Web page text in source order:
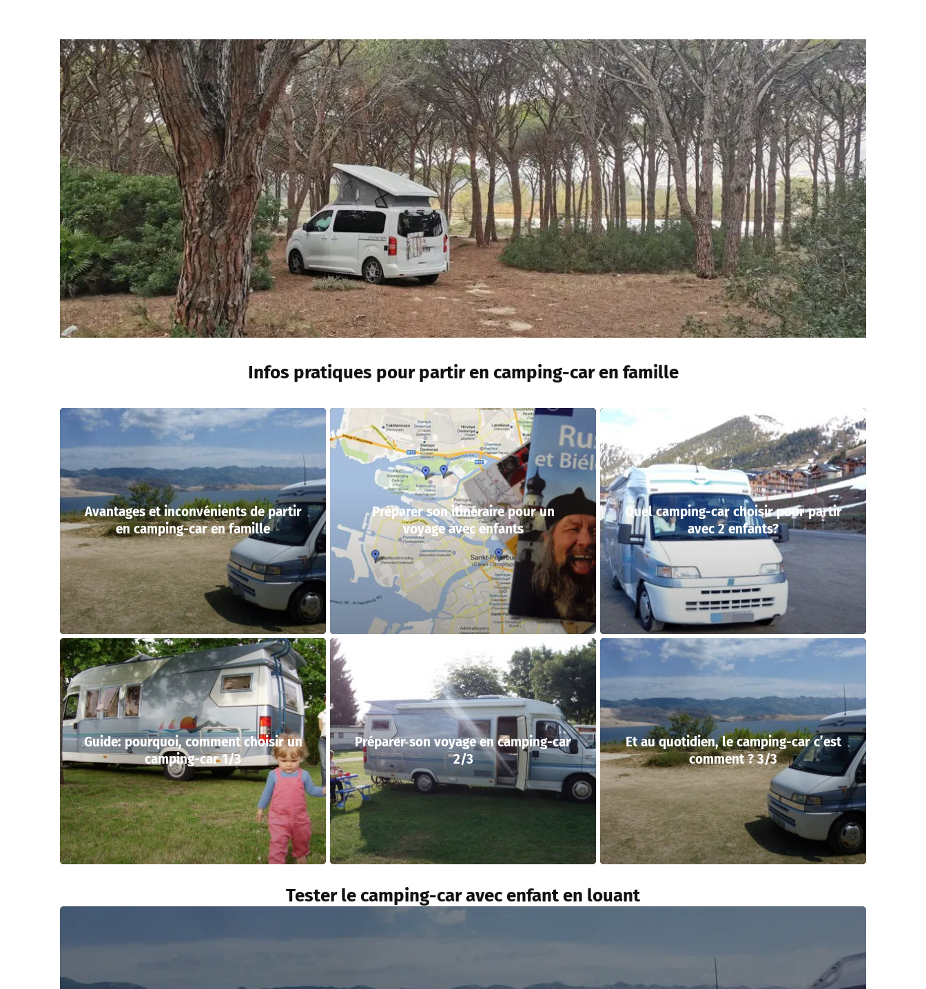
Infos pratiques pour partir en camping-car en famille
Avantages et inconvénients de partir
en camping-car en famille
Préparer son itinéraire pour un
voyage avec enfants
Quel camping-car choisir pour partir
avec 2 enfants?
Guide: pourquoi, comment choisir un
camping-car 1/3
Préparer son voyage en camping-car
2/3
Et au quotidien, le camping-car c’est
comment ? 3/3
Tester le camping-car avec enfant en louant